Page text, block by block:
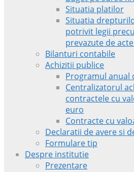
Situatia platilor
Situatia
potrivit legii
prevazute de
Bilanturi contabile
Achizitii publice
Programul anual
Centralizatorul
contractele cu
euro
Contracte cu
Declaratii de avere si
Formulare tip
Despre institutie
Prezentare